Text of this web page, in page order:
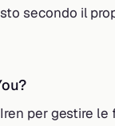
secondo il
per gestire le